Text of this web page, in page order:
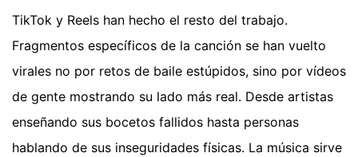
TikTok y Reels han hecho el resto del trabajo.
Fragmentos específicos de la canción se han vuelto
virales no por retos de baile estúpidos, sino por vídeos
de gente mostrando su lado más real. Desde artistas
enseñando sus bocetos fallidos hasta personas
hablando de sus inseguridades físicas. La música sirve